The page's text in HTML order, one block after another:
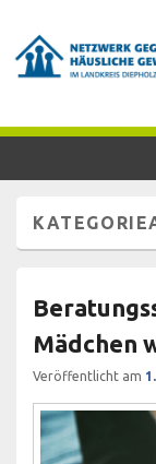
Netzwerk
Frauen- und
Mädchen
Veröffentlicht am